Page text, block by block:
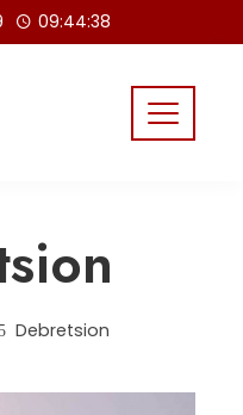
09:44:38
Debretsion